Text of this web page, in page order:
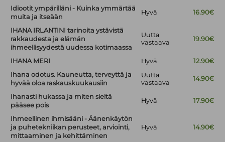
Idiootit ympärilläni - Kuinka ymmärtää
muita ja itseään
Hyvä 16.90€
IHANA IRLANTINI tarinoita ystävistä
rakkaudesta ja elämän
ihmeellisyydestä uudessa kotimaassa
Uutta
vastaava
19.90€
IHANA MERI Hyvä
12.90€
Ihana odotus. Kauneutta, terveyttä ja
hyvää oloa raskauskuukausiin
Uutta
vastaava
14.90€
Ihanasti hukassa ja miten sieltä
pääsee pois
Hyvä 17.90€
Ihmeellinen ihmisääni - Äänenkäytön
ja puhetekniikan perusteet, arviointi,
mittaaminen ja kehittäminen
Hyvä 14.90€